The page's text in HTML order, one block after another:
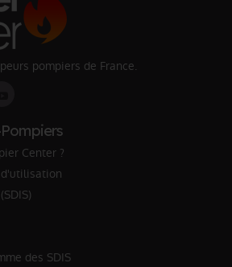
pompiers de France.
Center ?
des SDIS